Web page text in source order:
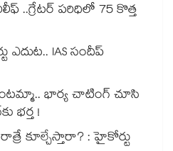
..గ్రేటర్ పరిధిలో 75 కొత్త
ఎదుట.. IAS సందీప్
భార్య చాటింగ్ చూసి
భర్త !
కూల్చేస్తారా? : హైకోర్టు